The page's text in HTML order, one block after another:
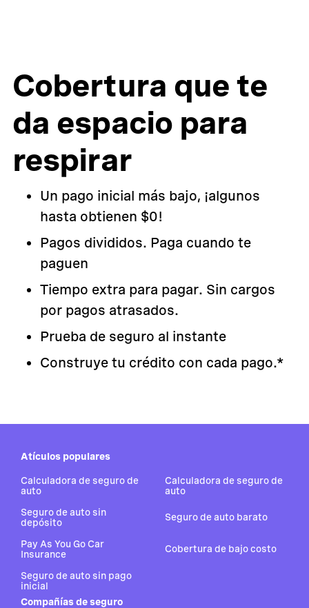
Cobertura que te
da espacio para
respirar
Un pago inicial más bajo, ¡algunos
hasta obtienen $0!
Pagos divididos. Paga cuando te
paguen
Tiempo extra para pagar. Sin cargos
por pagos atrasados.
Prueba de seguro al instante
Construye tu crédito con cada pago.*
Atículos populares
Calculadora de seguro de
auto
Calculadora de seguro de
auto
Seguro de auto sin
depósito
Seguro de auto barato
Pay As You Go Car
Insurance
Cobertura de bajo costo
Seguro de auto sin pago
inicial
Compañías de seguro